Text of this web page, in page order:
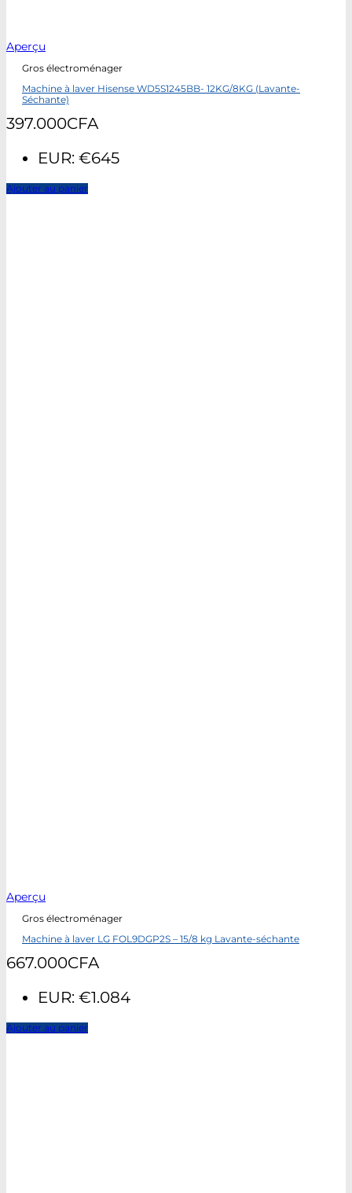
Aperçu
Gros électroménager
Machine à laver Hisense WD5S1245BB- 12KG/8KG (Lavante-
Séchante)
397.000CFA
EUR: €645
Ajouter au panier
Aperçu
Gros électroménager
Machine à laver LG FOL9DGP2S – 15/8 kg Lavante-séchante
667.000CFA
EUR: €1.084
Ajouter au panier